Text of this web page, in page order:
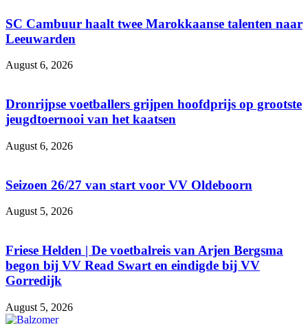
SC Cambuur haalt twee Marokkaanse talenten naar
Leeuwarden
August 6, 2026
Dronrijpse voetballers grijpen hoofdprijs op grootste
jeugdtoernooi van het kaatsen
August 6, 2026
Seizoen 26/27 van start voor VV Oldeboorn
August 5, 2026
Friese Helden | De voetbalreis van Arjen Bergsma
begon bij VV Read Swart en eindigde bij VV
Gorredijk
August 5, 2026